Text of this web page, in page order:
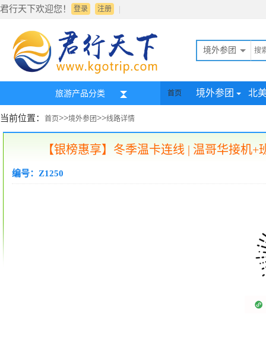
君行天下欢迎您！ 登录 |
注册
境外参团
旅游产品分类 首页 境外参团 北
当前位置： 首页>>境外参团>>线路详情
【银榜惠享】冬季温卡连线 | 温哥华接机
编号：Z1250